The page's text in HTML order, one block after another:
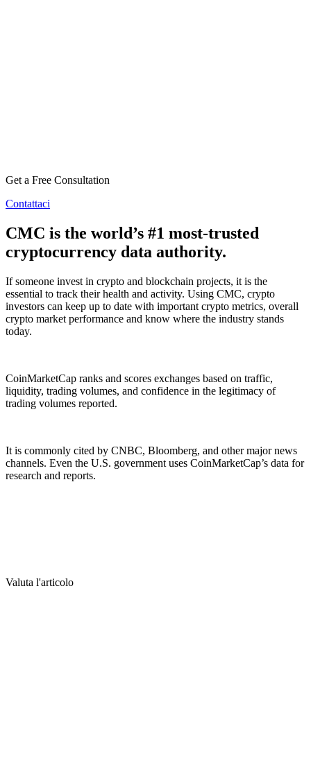
Get a Free Consultation
Contattaci
CMC is the world’s #1 most-trusted
cryptocurrency data authority.
If someone invest in crypto and blockchain projects, it is the
essential to track their health and activity. Using CMC, crypto
investors can keep up to date with important crypto metrics, overall
crypto market performance and know where the industry stands
today.
CoinMarketCap ranks and scores exchanges based on traffic,
liquidity, trading volumes, and confidence in the legitimacy of
trading volumes reported.
It is commonly cited by CNBC, Bloomberg, and other major news
channels. Even the U.S. government uses CoinMarketCap’s data for
research and reports.
Valuta l'articolo